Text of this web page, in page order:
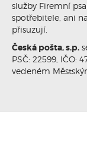
služby Firemní
spotřebitele, ani
přisuzují.
Česká pošta, s.p.
PSČ: 22599, IČO:
vedeném